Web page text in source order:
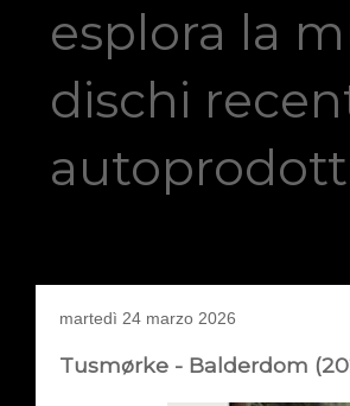
esplora la
dischi
martedì 24 marzo 2026
Tusmørke - Balderdom